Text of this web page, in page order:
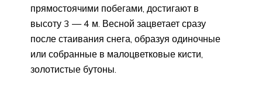
прямостоячими побегами, достигают в
высоту 3 — 4 м. Весной зацветает сразу
после стаивания снега, образуя одиночные
или собранные в малоцветковые кисти,
золотистые бутоны.